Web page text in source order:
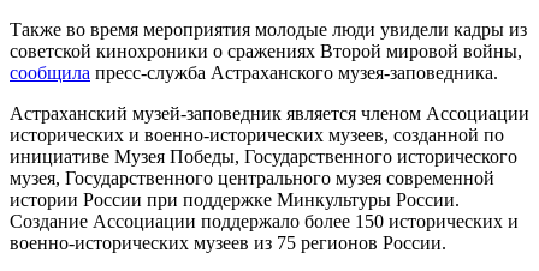
Также во время мероприятия молодые люди увидели кадры из
советской кинохроники о сражениях Второй мировой войны,
сообщила пресс-служба Астраханского музея-заповедника.
Астраханский музей-заповедник является членом Ассоциации
исторических и военно-исторических музеев, созданной по
инициативе Музея Победы, Государственного исторического
музея, Государственного центрального музея современной
истории России при поддержке Минкультуры России.
Создание Ассоциации поддержало более 150 исторических и
военно-исторических музеев из 75 регионов России.